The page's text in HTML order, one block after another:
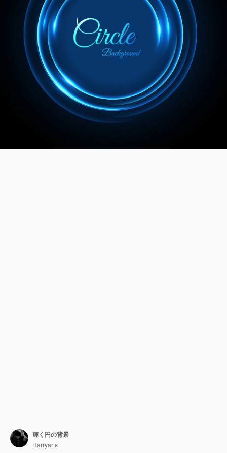
輝く円の背景
Harryarts